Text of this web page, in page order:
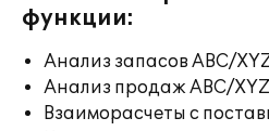
функции:
Анализ запасов ABC/
Анализ продаж ABC/XYZ
Взаиморасчеты с